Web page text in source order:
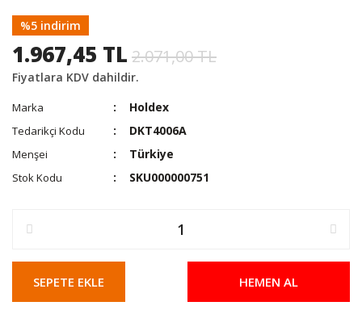
%5 indirim
1.967,45 TL 2.071,00 TL
Fiyatlara KDV dahildir.
Marka Holdex
Tedarikçi Kodu DKT4006A
Menşei Türkiye
Stok Kodu SKU000000751
SEPETE EKLE HEMEN AL